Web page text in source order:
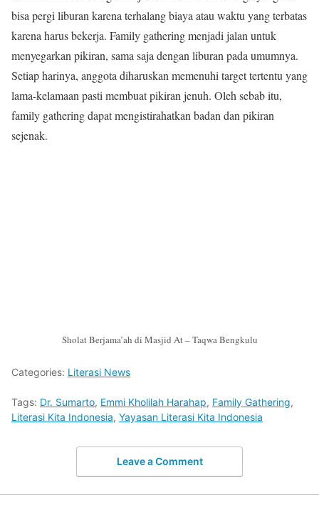
bisa pergi liburan karena terhalang biaya atau waktu yang terbatas
karena harus bekerja. Family gathering menjadi jalan untuk
menyegarkan pikiran, sama saja dengan liburan pada umumnya.
Setiap harinya, anggota diharuskan memenuhi target tertentu yang
lama-kelamaan pasti membuat pikiran jenuh. Oleh sebab itu,
family gathering dapat mengistirahatkan badan dan pikiran
sejenak.
Sholat Berjama’ah di Masjid At – Taqwa Bengkulu
Categories: Literasi News
Tags: Dr. Sumarto, Emmi Kholilah Harahap, Family Gathering,
Literasi Kita Indonesia, Yayasan Literasi Kita Indonesia
Leave a Comment